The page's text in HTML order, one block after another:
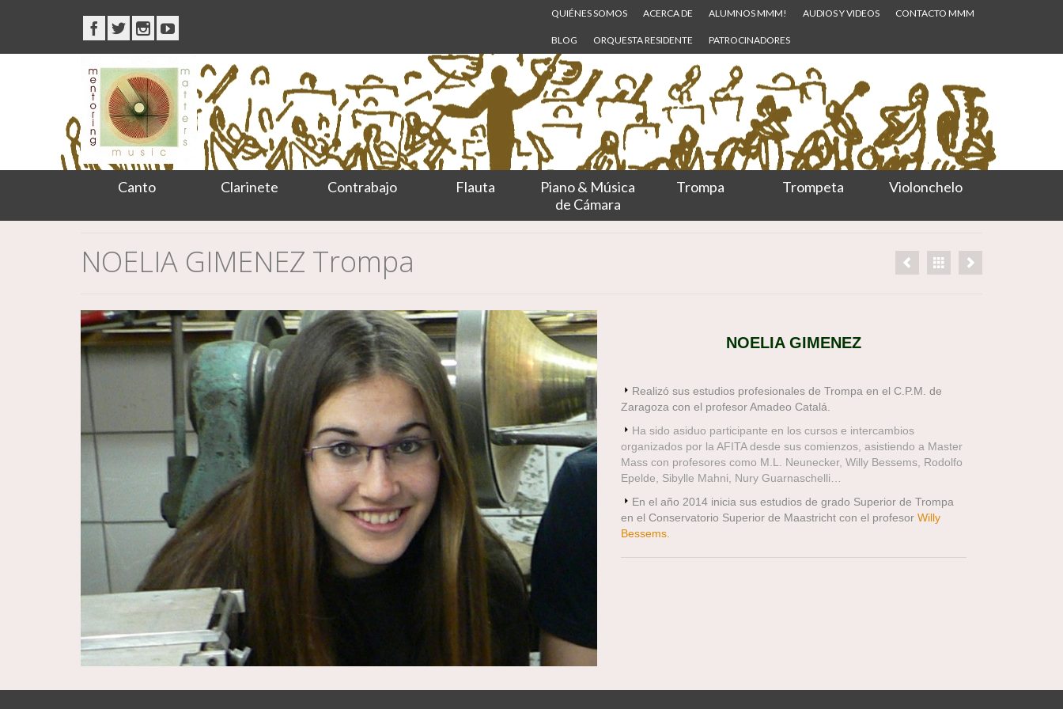
QUIÉNES SOMOS ACERCA DE ALUMNOS MMM! AUDIOS Y VIDEOS CONTACTO MMM
BLOG ORQUESTA RESIDENTE PATROCINADORES
Canto Clarinete Contrabajo Flauta
Piano & Música
de Cámara
Trompa Trompeta Violonchelo
NOELIA GIMENEZ Trompa
NOELIA GIMENEZ
Realizó sus estudios profesionales de Trompa en el C.P.M. de
Zaragoza con el profesor Amadeo Catalá.
Ha sido asiduo participante en los cursos e intercambios
organizados por la AFITA desde sus comienzos, asistiendo a Master
Mass con profesores como M.L. Neunecker, Willy Bessems, Rodolfo
Epelde, Sibylle Mahni, Nury Guarnaschelli…
En el año 2014 inicia sus estudios de grado Superior de Trompa
en el Conservatorio Superior de Maastricht con el profesor Willy
Bessems.